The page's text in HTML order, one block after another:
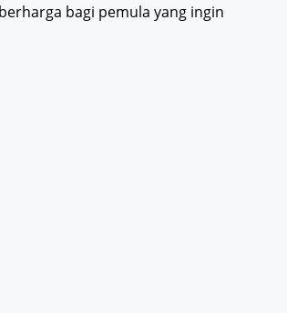
bagi pemula yang ingin